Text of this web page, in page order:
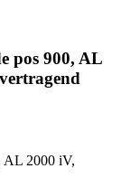
pos 900, AL
AL 2000 iV,